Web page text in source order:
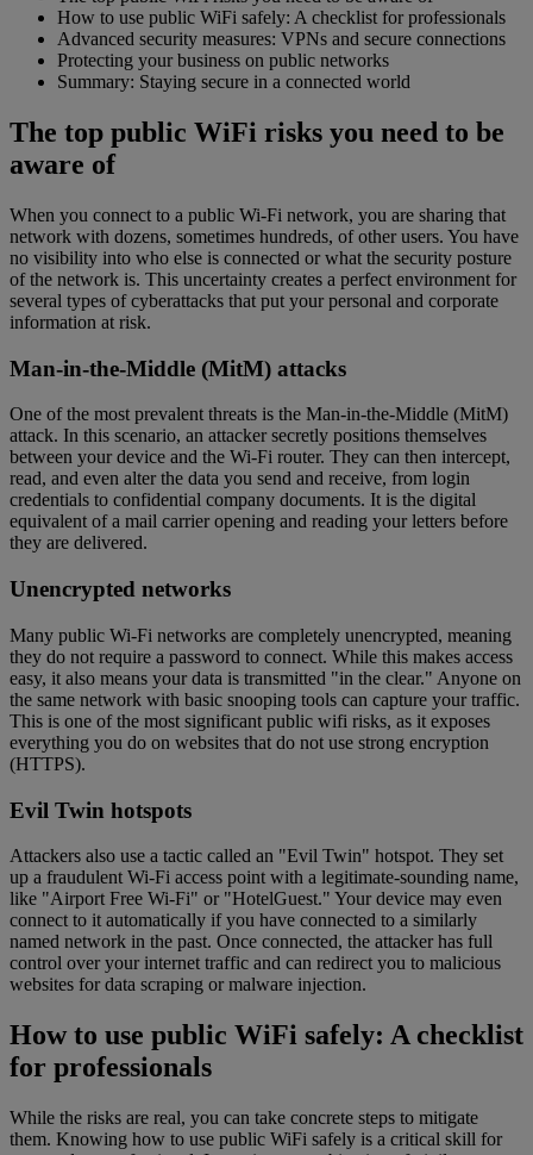
How to use public WiFi safely: A checklist for professionals
Advanced security measures: VPNs and secure connections
Protecting your business on public networks
Summary: Staying secure in a connected world
The top public WiFi risks you need to be
aware of
When you connect to a public Wi-Fi network, you are sharing that
network with dozens, sometimes hundreds, of other users. You have
no visibility into who else is connected or what the security posture
of the network is. This uncertainty creates a perfect environment for
several types of cyberattacks that put your personal and corporate
information at risk.
Man-in-the-Middle (MitM) attacks
One of the most prevalent threats is the Man-in-the-Middle (MitM)
attack. In this scenario, an attacker secretly positions themselves
between your device and the Wi-Fi router. They can then intercept,
read, and even alter the data you send and receive, from login
credentials to confidential company documents. It is the digital
equivalent of a mail carrier opening and reading your letters before
they are delivered.
Unencrypted networks
Many public Wi-Fi networks are completely unencrypted, meaning
they do not require a password to connect. While this makes access
easy, it also means your data is transmitted "in the clear." Anyone on
the same network with basic snooping tools can capture your traffic.
This is one of the most significant public wifi risks, as it exposes
everything you do on websites that do not use strong encryption
(HTTPS).
Evil Twin hotspots
Attackers also use a tactic called an "Evil Twin" hotspot. They set
up a fraudulent Wi-Fi access point with a legitimate-sounding name,
like "Airport Free Wi-Fi" or "HotelGuest." Your device may even
connect to it automatically if you have connected to a similarly
named network in the past. Once connected, the attacker has full
control over your internet traffic and can redirect you to malicious
websites for data scraping or malware injection.
How to use public WiFi safely: A checklist
for professionals
While the risks are real, you can take concrete steps to mitigate
them. Knowing how to use public WiFi safely is a critical skill for